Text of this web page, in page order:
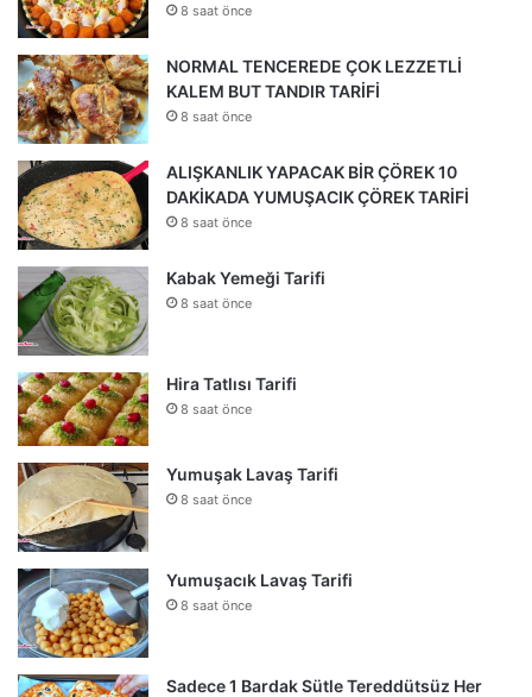
8 saat önce
NORMAL TENCEREDE ÇOK LEZZETLİ
KALEM BUT TANDIR TARİFİ
8 saat önce
ALIŞKANLIK YAPACAK BİR ÇÖREK 10
DAKİKADA YUMUŞACIK ÇÖREK TARİFİ
8 saat önce
Kabak Yemeği Tarifi
8 saat önce
Hira Tatlısı Tarifi
8 saat önce
Yumuşak Lavaş Tarifi
8 saat önce
Yumuşacık Lavaş Tarifi
8 saat önce
Sadece 1 Bardak Sütle Tereddütsüz Her